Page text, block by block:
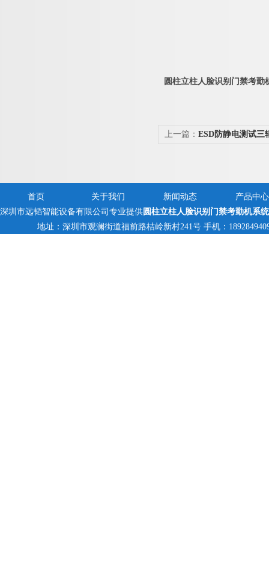
圆柱立柱人脸识别门禁考勤
上一篇： ESD防静电测试三
首页 关于我们 新闻动态
产品中心
深圳市远韬智能设备有限公司专业提供圆柱立柱人脸识别门禁考勤机系
地址：深圳市观澜街道福前路桔岭新村241号 手机：